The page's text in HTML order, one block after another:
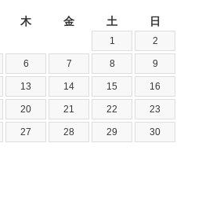
木 金 土 日
1 2
6 7 8 9
13 14 15 16
20 21 22 23
27 28 29 30